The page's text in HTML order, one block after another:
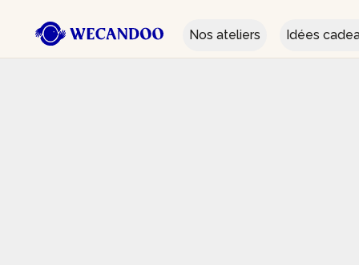
Nos ateliers Idées